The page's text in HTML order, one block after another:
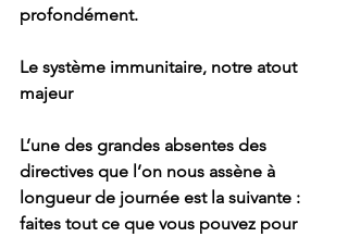
profondément.
Le système immunitaire, notre atout
majeur
L’une des grandes absentes des
directives que l’on nous assène à
longueur de journée est la suivante :
faites tout ce que vous pouvez pour